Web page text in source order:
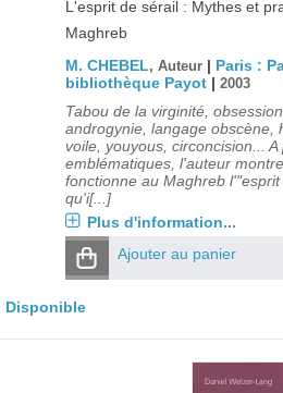
L'esprit de sérail : Mythes et
Maghreb
M. CHEBEL, Auteur | Paris :
bibliothèque Payot| 2003
Tabou de la virginité,
androgynie, langage obscène,
voile, youyous, circoncision...
emblématiques, l'auteur
fonctionne au Maghreb
qu'i[...]
Plus d'information...
Ajouter au panier
Disponible